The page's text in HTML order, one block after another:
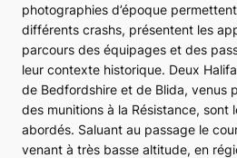
photographies d’époque
différents crashs, présentent les
parcours des équipages et des
leur contexte historique. Deux
de Bedfordshire et de Blida, venus
des munitions à la Résistance, sont
abordés. Saluant au passage le
venant à très basse altitude, en